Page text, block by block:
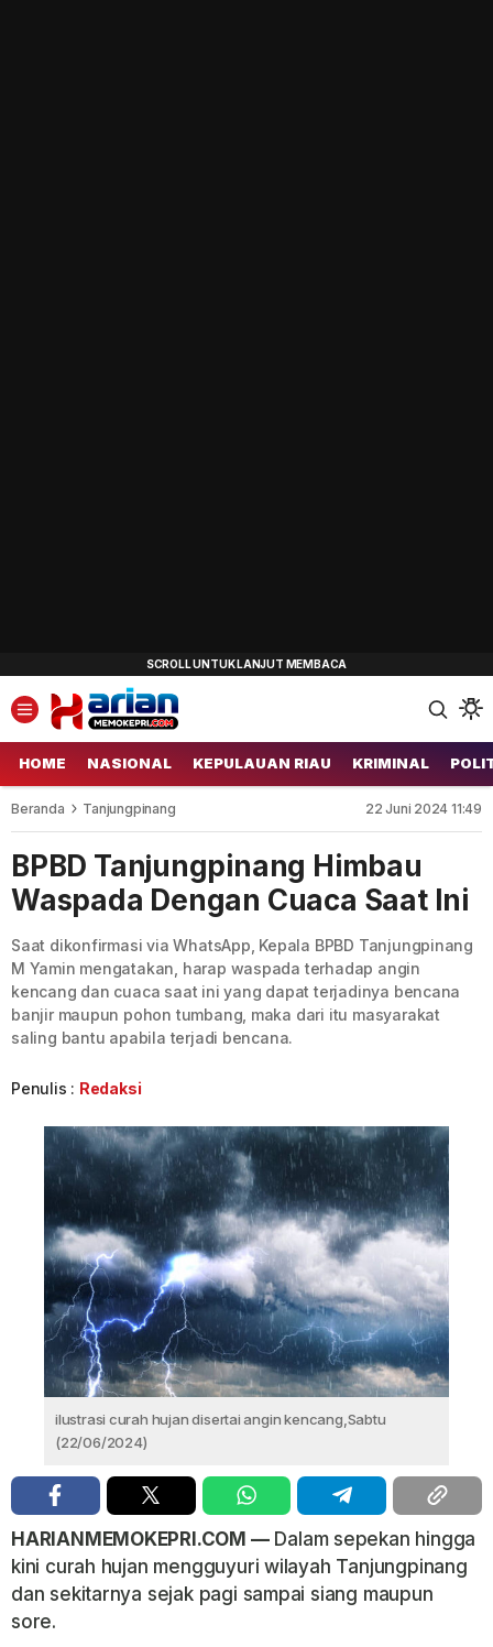
HOME NASIONAL KEPULAUAN RIAU KRIMINAL
Beranda Tanjungpinang 22 Juni 2024 11:49
BPBD Tanjungpinang Himbau
Waspada Dengan Cuaca Saat Ini
Saat dikonfirmasi via WhatsApp, Kepala BPBD Tanjungpinang
M Yamin mengatakan, harap waspada terhadap angin
kencang dan cuaca saat ini yang dapat terjadinya bencana
banjir maupun pohon tumbang, maka dari itu masyarakat
saling bantu apabila terjadi bencana.
Penulis : Redaksi
ilustrasi curah hujan disertai angin kencang,Sabtu
(22/06/2024)
HARIANMEMOKEPRI.COM —Dalam sepekan hingga
kini curah hujan mengguyuri wilayah Tanjungpinang
dan sekitarnya sejak pagi sampai siang maupun
sore.